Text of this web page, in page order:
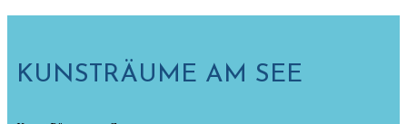
KUNSTRÄUME AM SEE